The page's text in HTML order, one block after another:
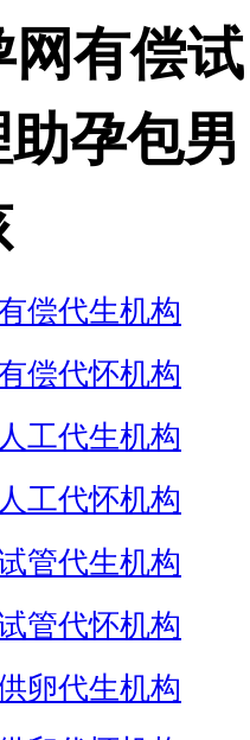
网有偿试
孕包男
偿代生机构
偿代怀机构
人工代生机构
人工代怀机构
管代生机构
管代怀机构
卵代生机构